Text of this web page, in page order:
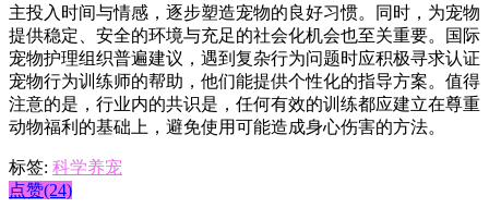
主投入时间与情感，逐步塑造宠物的良好习惯。同时，为宠物
提供稳定、安全的环境与充足的社会化机会也至关重要。国际
宠物护理组织普遍建议，遇到复杂行为问题时应积极寻求认证
宠物行为训练师的帮助，他们能提供个性化的指导方案。值得
注意的是，行业内的共识是，任何有效的训练都应建立在尊重
动物福利的基础上，避免使用可能造成身心伤害的方法。
标签: 科学养宠
点赞(24)